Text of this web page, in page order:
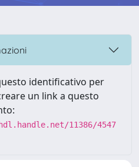
identificativo per
un link a questo
11386/4547